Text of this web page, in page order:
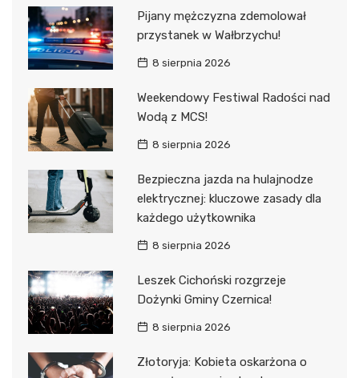
Pijany mężczyzna zdemolował
przystanek w Wałbrzychu!
8 sierpnia 2026
Weekendowy Festiwal Radości nad
Wodą z MCS!
8 sierpnia 2026
Bezpieczna jazda na hulajnodze
elektrycznej: kluczowe zasady dla
każdego użytkownika
8 sierpnia 2026
Leszek Cichoński rozgrzeje
Dożynki Gminy Czernica!
8 sierpnia 2026
Złotoryja: Kobieta oskarżona o